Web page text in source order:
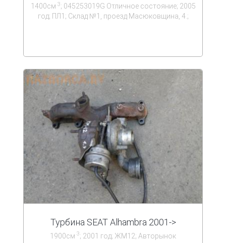
1400см 3; 045253019G Отличное состояние; 2005
год; ПЛ1; Склад №1, проезд Масюковщина, 4.;
Турбина SEAT Alhambra 2001->
1900см 3; 2001 год; ЖМ12; Авторынок